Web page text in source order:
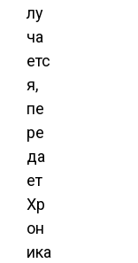
лу
ча
етс
я,
пе
ре
да
ет
Хр
он
ика